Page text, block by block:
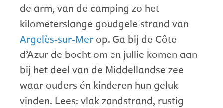
de arm, van de camping zo het
kilometerslange goudgele strand van
Argelès-sur-Mer op. Ga bij de Côte
d’Azur de bocht om en jullie komen aan
bij het deel van de Middellandse zee
waar ouders én kinderen hun geluk
vinden. Lees: vlak zandstrand, rustig